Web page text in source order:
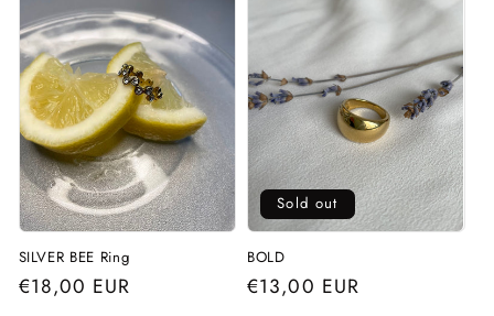
SILVER BEE Ring
Regular
€18,00 EUR
Sold out
BOLD
Regular
€13,00 EUR